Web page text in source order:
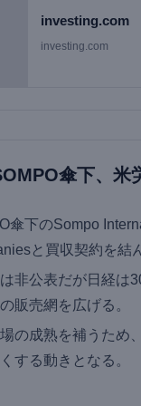
investing.com
investing.com
傘下、米
傘下のSompo
と買収契約を結
非公表だが日経は
販売網を広げる。
の成熟を補うため
する動きとなる。